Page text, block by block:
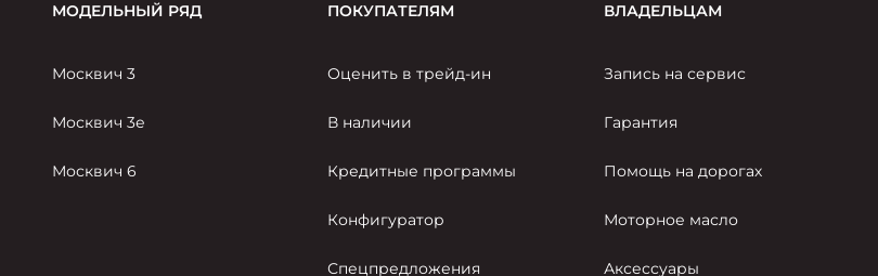
МОДЕЛЬНЫЙ РЯД
Москвич 3
Москвич 3е
Москвич 6
ПОКУПАТЕЛЯМ
Оценить в трейд-ин
В наличии
Кредитные программы
Конфигуратор
Спецпредложения
ВЛАДЕЛЬЦАМ
Запись на сервис
Гарантия
Помощь на дорогах
Моторное масло
Аксессуары